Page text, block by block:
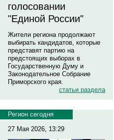
голосовании
"Единой России"
Жители региона продолжают
выбирать кандидатов, которые
представят партию на
предстоящих выборах в
Государственную Думу и
Законодательное Собрание
Приморского края.
статьи раздела
Регион сегодня
27 Мая 2026, 13:29